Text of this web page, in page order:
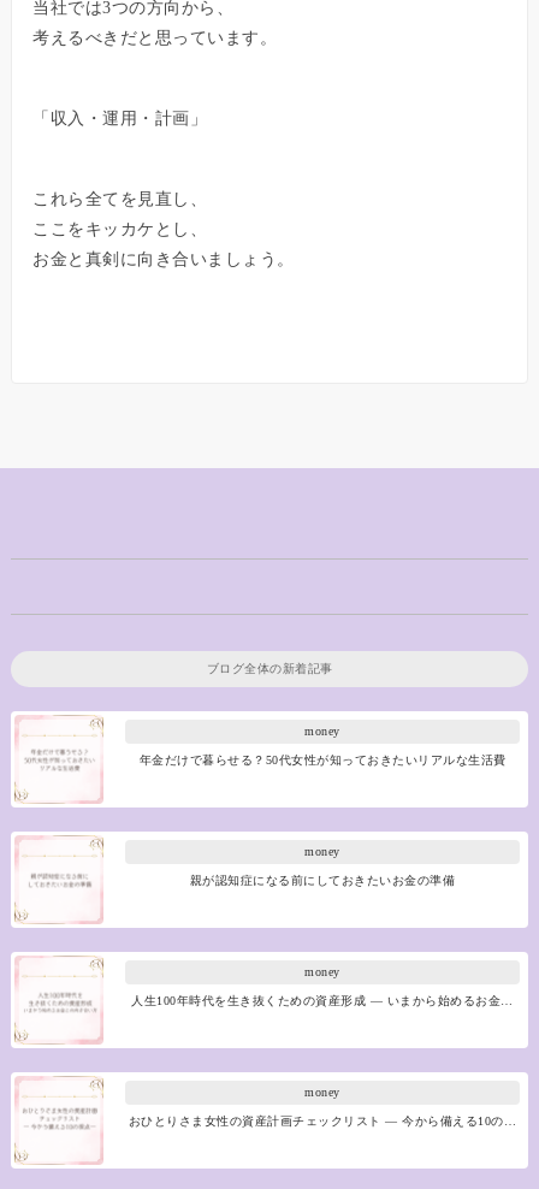
当社では3つの方向から、
考えるべきだと思っています。
「収入・運用・計画」
これら全てを見直し、
ここをキッカケとし、
お金と真剣に向き合いましょう。
ブログ全体の新着記事
money
年金だけで暮らせる？50代女性が知っておきたいリアルな生活費
money
親が認知症になる前にしておきたいお金の準備
money
人生100年時代を生き抜くための資産形成 ― いまから始めるお金…
money
おひとりさま女性の資産計画チェックリスト ― 今から備える10の…